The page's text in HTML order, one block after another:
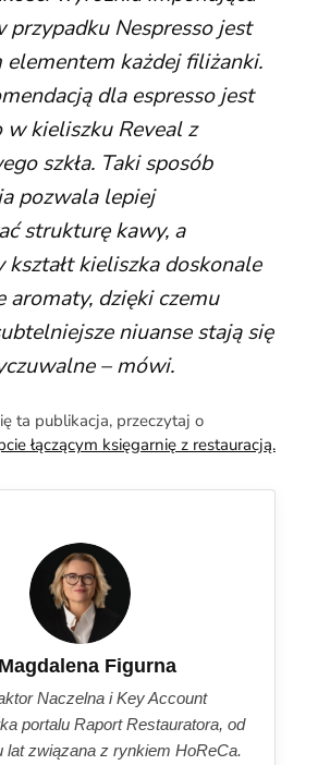
Nespresso jest
elementem każdej filiżanki.
dla espresso jest
w kieliszku Reveal z
szkła. Taki sposób
pozwala lepiej
strukturę kawy, a
kieliszka doskonale
aromaty, dzięki czemu
niuanse stają się
– mówi.
ta publikacja, przeczytaj o
łączącym księgarnię z restauracją.
Magdalena Figurna
Naczelna i Key Account
portalu Raport Restauratora, od
lat związana z rynkiem HoReCa.